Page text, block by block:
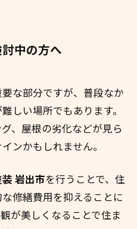
中の方へ
な部分ですが、普段なか
しい場所でもあります。
、屋根の劣化などが見ら
ンかもしれません。
岩出市を行うことで、住
修繕費用を抑えることに
が美しくなることで住ま